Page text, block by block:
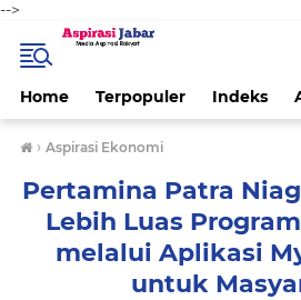
-->
Home Terpopuler Indeks
› Aspirasi Ekonomi
Pertamina Patra
Lebih Luas
melalui Aplikasi
untuk